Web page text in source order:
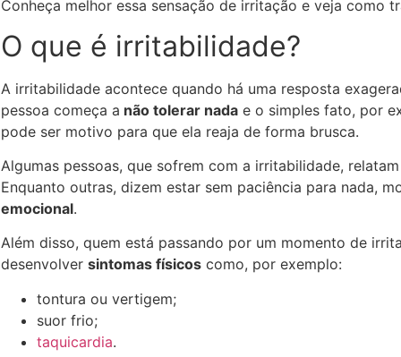
Conheça melhor essa sensação de irritação e veja como
O que é irritabilidade?
A irritabilidade acontece quando há uma resposta
pessoa começa a não tolerar nada e o simples fato, por
pode ser motivo para que ela reaja de forma brusca.
Algumas pessoas, que sofrem com a irritabilidade,
Enquanto outras, dizem estar sem paciência para nada,
emocional.
Além disso, quem está passando por um momento de
desenvolver sintomas físicos como, por exemplo:
tontura ou vertigem;
suor frio;
taquicardia.